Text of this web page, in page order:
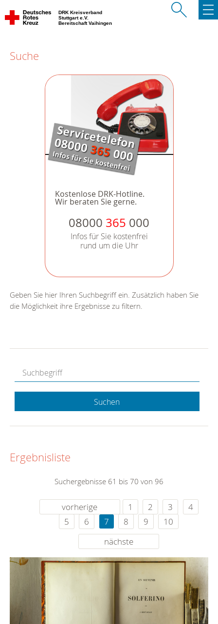
DRK Kreisverband
Stuttgart e.V.
Bereitschaft Vaihingen
Suche
Kostenlose DRK-Hotline.
Wir beraten Sie gerne.
08000 365 000
Infos für Sie kostenfrei
rund um die Uhr
Geben Sie hier Ihren Suchbegriff ein. Zusätzlich haben Sie
die Möglichkeit ihre Ergebnisse zu filtern.
Suchen
Ergebnisliste
Suchergebnisse 61 bis 70 von 96
vorherige 1 2 3
4
5
6 7 8 9
10
nächste